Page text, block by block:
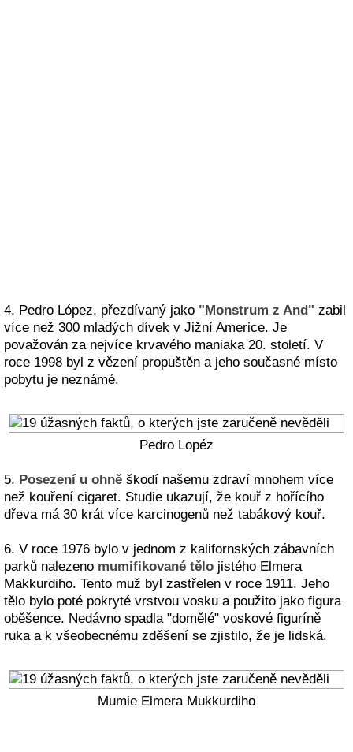
4. Pedro López, přezdívaný jako "Monstrum z And" zabil
více než 300 mladých dívek v Jižní Americe. Je
považován za nejvíce krvavého maniaka 20. století. V
roce 1998 byl z vězení propuštěn a jeho současné místo
pobytu je neznámé.
Pedro Lopéz
5. Posezení u ohně škodí našemu zdraví mnohem více
než kouření cigaret. Studie ukazují, že kouř z hořícího
dřeva má 30 krát více karcinogenů než tabákový kouř.
6. V roce 1976 bylo v jednom z kalifornských zábavních
parků nalezeno mumifikované tělo jistého Elmera
Makkurdiho. Tento muž byl zastřelen v roce 1911. Jeho
tělo bylo poté pokryté vrstvou vosku a použito jako figura
oběšence. Nedávno spadla "domělé" voskové figuríně
ruka a k všeobecnému zděšení se zjistilo, že je lidská.
Mumie Elmera Mukkurdiho